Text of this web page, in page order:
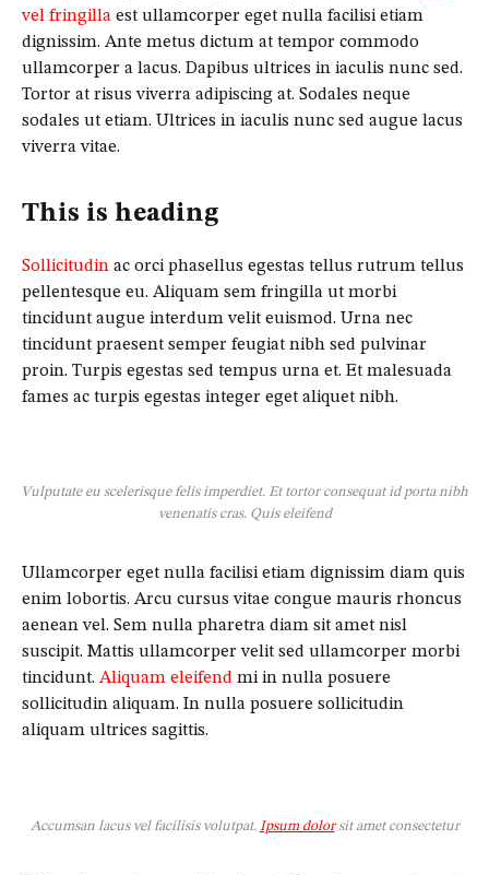
vel fringilla est ullamcorper eget nulla facilisi etiam
dignissim. Ante metus dictum at tempor commodo
ullamcorper a lacus. Dapibus ultrices in iaculis nunc sed.
Tortor at risus viverra adipiscing at. Sodales neque
sodales ut etiam. Ultrices in iaculis nunc sed augue lacus
viverra vitae.
This is heading
Sollicitudin ac orci phasellus egestas tellus rutrum tellus
pellentesque eu. Aliquam sem fringilla ut morbi
tincidunt augue interdum velit euismod. Urna nec
tincidunt praesent semper feugiat nibh sed pulvinar
proin. Turpis egestas sed tempus urna et. Et malesuada
fames ac turpis egestas integer eget aliquet nibh.
Vulputate eu scelerisque felis imperdiet. Et tortor consequat id porta nibh
venenatis cras. Quis eleifend
Ullamcorper eget nulla facilisi etiam dignissim diam quis
enim lobortis. Arcu cursus vitae congue mauris rhoncus
aenean vel. Sem nulla pharetra diam sit amet nisl
suscipit. Mattis ullamcorper velit sed ullamcorper morbi
tincidunt. Aliquam eleifend mi in nulla posuere
sollicitudin aliquam. In nulla posuere sollicitudin
aliquam ultrices sagittis.
Accumsan lacus vel facilisis volutpat. Ipsum dolorsit amet consectetur